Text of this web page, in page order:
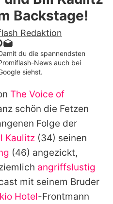
auf Promiflash
Richtlinien
Backstage!
Redaktion
du die spannendsten
News auch bei
siehst.
The Voice of
schön die Fetzen
Folge der
Kaulitz (34) seinen
(46) angezickt,
angriffslustig
mit seinem Bruder
Hotel-Frontmann